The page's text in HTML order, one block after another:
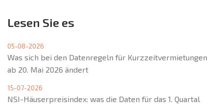
Lesen Sie es
05-08-2026
Was sich bei den Datenregeln für Kurzzeitvermietungen
ab 20. Mai 2026 ändert
15-07-2026
NSI-Häuserpreisindex: was die Daten für das 1. Quartal